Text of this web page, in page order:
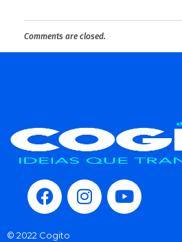
Comments are closed.
© 2022 Cogito